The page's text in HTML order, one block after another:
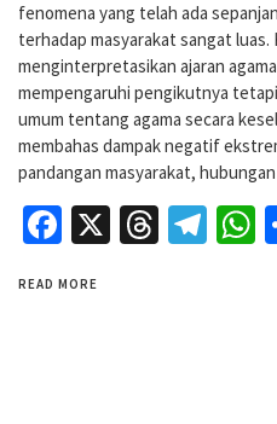
fenomena yang telah ada
terhadap masyarakat sangat
menginterpretasikan ajaran
mempengaruhi pengikutnya
umum tentang agama secara
membahas dampak negatif
pandangan masyarakat,
Facebook
X
READ MORE